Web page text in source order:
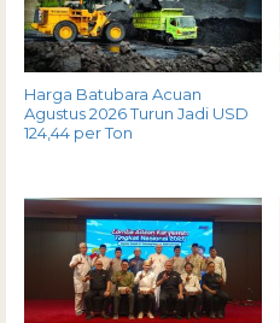
Harga Batubara Acuan
Agustus 2026 Turun Jadi USD
124,44 per Ton